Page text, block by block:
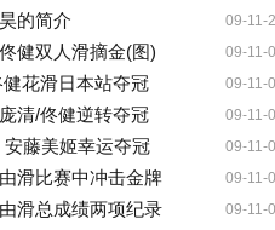
09-11-
的简介
09-11-
健双人滑摘金(图)
09-11-
花滑日本站夺冠
09-11-
清/佟健逆转夺冠
09-11-
藤美姬幸运夺冠
09-11-
滑比赛中冲击金牌
09-11-
滑总成绩两项纪录